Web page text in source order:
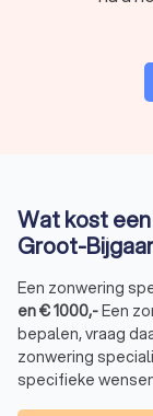
Vraag gratis en
Ons platform
en de beste
Vertrouw op
Wat kost
Groot-
Een zonwering
en€1000,-Een
bepalen, vraag
zonwering
specifieke